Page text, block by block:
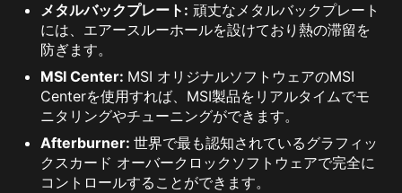
メタルバックプレート: 頑丈なメタルバックプレート
には、エアースルーホールを設けており熱の滞留を
防ぎます。
MSI Center: MSI オリジナルソフトウェアのMSI
Centerを使用すれば、MSI製品をリアルタイムでモ
ニタリングやチューニングができます。
Afterburner: 世界で最も認知されているグラフィッ
クスカード オーバークロックソフトウェアで完全に
コントロールすることができます。